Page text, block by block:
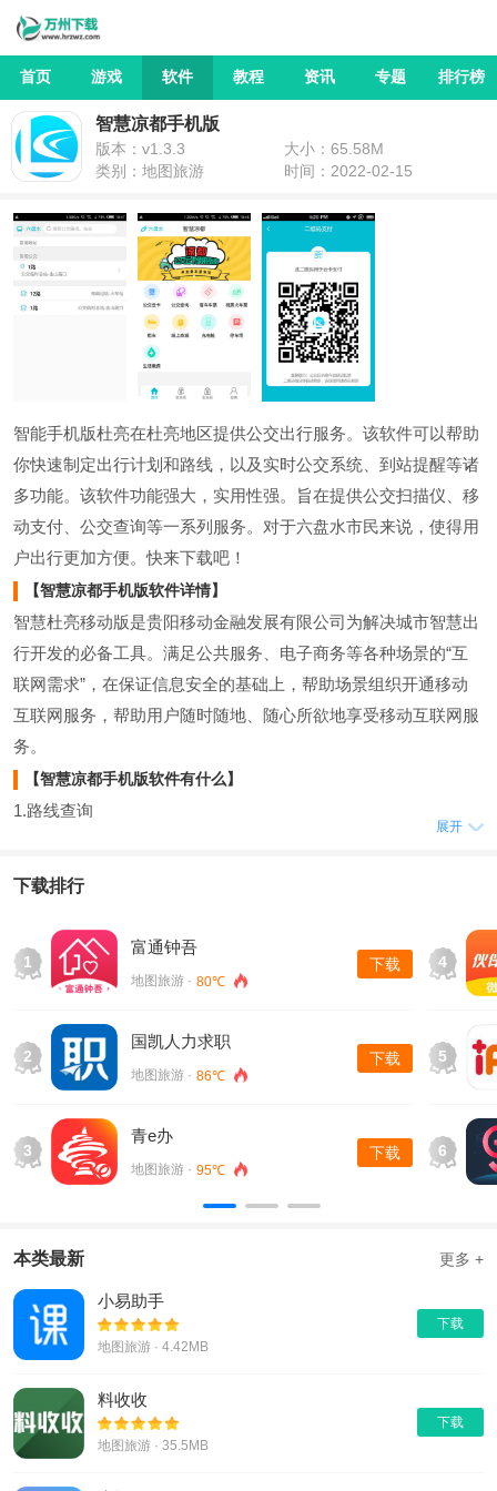
首页 游戏 软件 教程 资讯 专题 排行榜
智慧凉都手机版
版本：v1.3.3
大小：65.58M
类别：地图旅游
时间：2022-02-15
智能手机版杜亮在杜亮地区提供公交出行服务。该软件可以帮助
你快速制定出行计划和路线，以及实时公交系统、到站提醒等诸
多功能。该软件功能强大，实用性强。旨在提供公交扫描仪、移
动支付、公交查询等一系列服务。对于六盘水市民来说，使得用
户出行更加方便。快来下载吧！
【智慧凉都手机版软件详情】
智慧杜亮移动版是贵阳移动金融发展有限公司为解决城市智慧出
行开发的必备工具。满足公共服务、电子商务等各种场景的“互
联网需求”，在保证信息安全的基础上，帮助场景组织开通移动
互联网服务，帮助用户随时随地、随心所欲地享受移动互联网服
务。
【智慧凉都手机版软件有什么】
1.路线查询
2.网站搜索
3.收藏网站
收集常用的公交路线信息，以便实时查看。
【智慧凉都手机版软件亮点】
1.具有完善的车后服务评价和服务投诉功能，方便公交公司优化
完善公交服务，让乘客有更好的乘车体验。
2.实时公交：可以提供实时查询=公交车到站服务，可以实时知
道公交车和自己的距离，有多少站。
3.准确的公交线路数据：输入公交线路，可以查询所有最新的站
点信息、出发站、终点站、出发时间和到达信息，完成发车时刻
4.使用方便：可自由选择候车地点，一键切换乘车方向。界面清
【智慧凉都手机版软件推荐理由】
1.六盘水公交云卡功能(刷手机坐公交)。
3.便民缴费可以交电费和煤气费；
4.西商街可以实时查询业务信息。
展开
下载排行
1
富通钟吾
地图旅游 · 80℃
下载
2
国凯人力求职
地图旅游 · 86℃
下载
3
青e办
地图旅游 · 95℃
下载
4
5
6
本类最新 更多 +
小易助手
地图旅游 · 4.42MB
下载
料收收
地图旅游 · 35.5MB
下载